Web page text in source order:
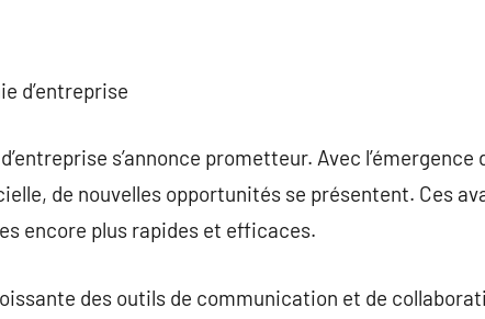
d’entreprise
s’annonce prometteur. Avec
de nouvelles opportunités se présentent. Ces
encore plus rapides et efficaces.
des outils de communication et de